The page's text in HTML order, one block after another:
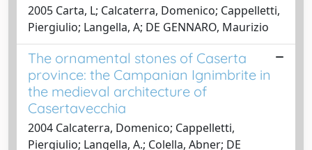
2005 Carta, L; Calcaterra, Domenico; Cappelletti,
Piergiulio; Langella, A; DE GENNARO, Maurizio
The ornamental stones of Caserta
province: the Campanian Ignimbrite in
the medieval architecture of
Casertavecchia
2004 Calcaterra, Domenico; Cappelletti,
Piergiulio; Langella, A.; Colella, Abner; DE